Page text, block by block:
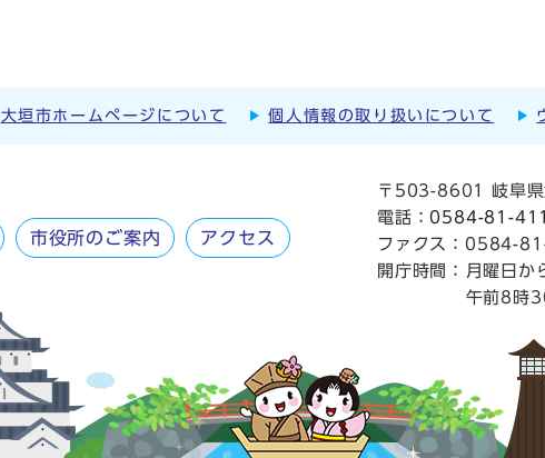
大垣市ホームページについて 個人情報の取り扱いについて
市役所のご案内 アクセス
〒503-8601 岐阜県
電話：0584-81-
ファクス：0584-
開庁時間： 月曜日か
午前8時